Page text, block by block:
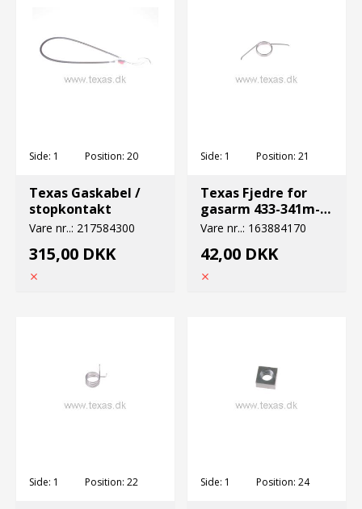
Side: 1 Position: 20
Texas Gaskabel /
stopkontakt
Vare nr..: 217584300
315,00 DKK
Side: 1 Position: 21
Texas Fjedre for
gasarm 433-341m-
342m
Vare nr..: 163884170
42,00 DKK
Side: 1 Position: 22 Side: 1 Position: 24